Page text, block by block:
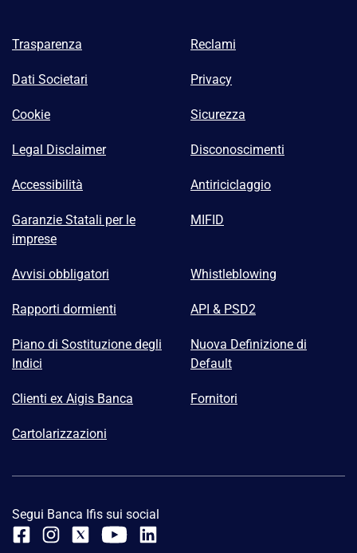
Trasparenza Reclami
Dati Societari Privacy
Cookie Sicurezza
Legal Disclaimer Disconoscimenti
Accessibilità Antiriciclaggio
Garanzie Statali per le
imprese
MIFID
Avvisi obbligatori Whistleblowing
Rapporti dormienti API & PSD2
Piano di Sostituzione degli
Indici
Nuova Definizione di
Default
Clienti ex Aigis Banca Fornitori
Cartolarizzazioni
Segui Banca Ifis sui social